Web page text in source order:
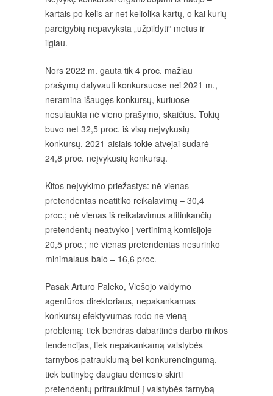
kartais po kelis ar net keliolika kartų, o kai kurių
pareigybių nepavyksta „užpildyti“ metus ir
ilgiau.
Nors 2022 m. gauta tik 4 proc. mažiau
prašymų dalyvauti konkursuose nei 2021 m.,
neramina išaugęs konkursų, kuriuose
nesulaukta nė vieno prašymo, skaičius. Tokių
buvo net 32,5 proc. iš visų neįvykusių
konkursų. 2021-aisiais tokie atvejai sudarė
24,8 proc. neįvykusių konkursų.
Kitos neįvykimo priežastys: nė vienas
pretendentas neatitiko reikalavimų – 30,4
proc.; nė vienas iš reikalavimus atitinkančių
pretendentų neatvyko į vertinimą komisijoje –
20,5 proc.; nė vienas pretendentas nesurinko
minimalaus balo – 16,6 proc.
Pasak Artūro Paleko, Viešojo valdymo
agentūros direktoriaus, nepakankamas
konkursų efektyvumas rodo ne vieną
problemą: tiek bendras dabartinės darbo rinkos
tendencijas, tiek nepakankamą valstybės
tarnybos patrauklumą bei konkurencingumą,
tiek būtinybę daugiau dėmesio skirti
pretendentų pritraukimui į valstybės tarnybą